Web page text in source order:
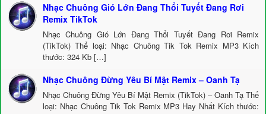
Nhạc Chuông Gió Lớn Đang Thổi Tuyết Đang Rơi
Remix TikTok
Nhạc Chuông Gió Lớn Đang Thổi Tuyết Đang Rơi Remix
(TikTok) Thể loại: Nhạc Chuông Tik Tok Remix MP3 Kích
thước: 324 Kb […]
Nhạc Chuông Đừng Yêu Bí Mật Remix – Oanh Tạ
Nhạc Chuông Đừng Yêu Bí Mật Remix (TikTok) – Oanh Tạ Thể
loại: Nhạc Chuông Tik Tok Remix MP3 Hay Nhất Kích thước: